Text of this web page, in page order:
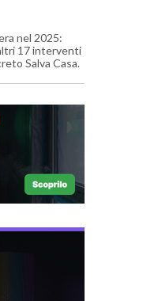
nel 2025:
17 interventi
Salva Casa.